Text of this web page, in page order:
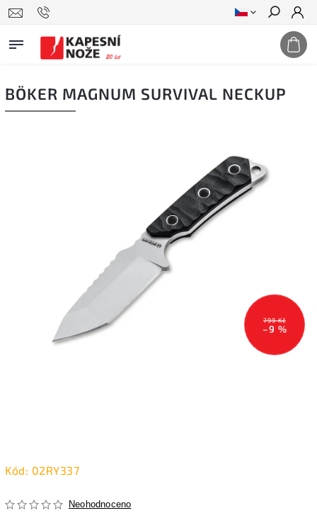
Hledat
BÖKER MAGNUM SURVIVAL NECKUP
799 Kč
–9 %
Kód: 02RY337
Neohodnoceno